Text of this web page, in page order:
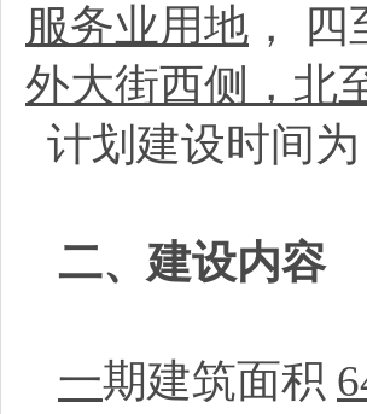
服务业用地 ，
外大街西侧，北
计划建设时间为
二、建设内容
一期建筑面积